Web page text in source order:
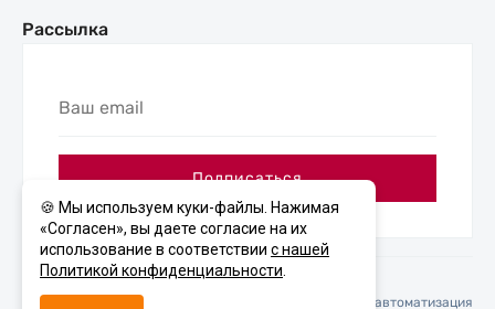
Рассылка
Ваш
Подписаться
© 2026 Блог Naumen: service desk, ITAM, мониторинг и автоматизация
🍪 Мы используем куки-файлы. Нажимая
«Согласен», вы даете согласие на их
использование в соответствии с нашей
Политикой конфиденциальности